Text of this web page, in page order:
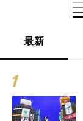
最新